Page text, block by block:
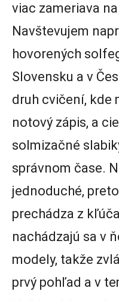
viac zameriava
Navštevujem
hovorených
Slovensku a v
druh cvičení, kde
notový zápis, a
solmizačné
správnom čase.
jednoduché,
prechádza z
nachádzajú sa v
modely, takže
prvý pohľad a v